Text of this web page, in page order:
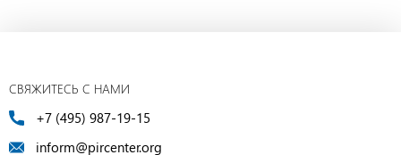
СВЯЖИТЕСЬ С НАМИ
+7 (495) 987-19-15
inform@pircenter.org